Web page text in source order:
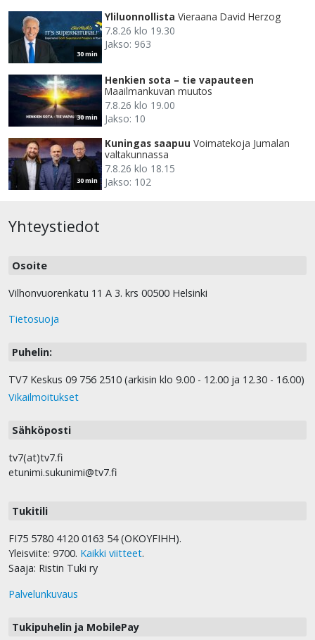
30 min
Yliluonnollista Vieraana David Herzog
7.8.26 klo 19.30
Jakso: 963
30 min
Henkien sota – tie vapauteen
Maailmankuvan muutos
7.8.26 klo 19.00
Jakso: 10
30 min
Kuningas saapuu Voimatekoja Jumalan
valtakunnassa
7.8.26 klo 18.15
Jakso: 102
Yhteystiedot
Osoite
Vilhonvuorenkatu 11 A 3. krs 00500 Helsinki
Tietosuoja
Puhelin:
TV7 Keskus 09 756 2510 (arkisin klo 9.00 - 12.00 ja 12.30 - 16.00)
Vikailmoitukset
Sähköposti
tv7(at)tv7.fi
etunimi.sukunimi@tv7.fi
Tukitili
FI75 5780 4120 0163 54 (OKOYFIHH).
Yleisviite: 9700. Kaikki viitteet.
Saaja: Ristin Tuki ry
Palvelunkuvaus
Tukipuhelin ja MobilePay